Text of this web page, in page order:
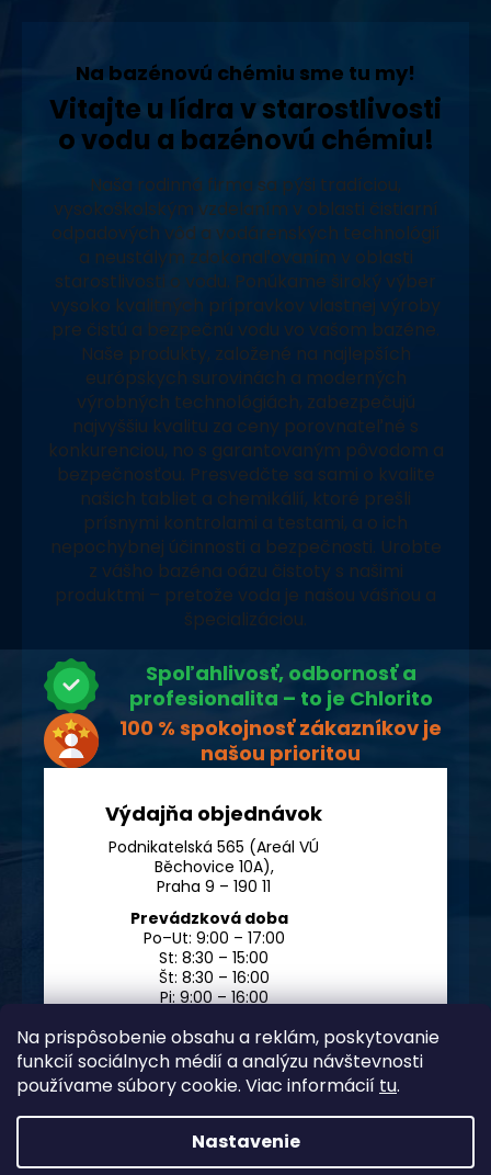
Na prispôsobenie obsahu a reklám, poskytovanie
funkcií sociálnych médií a analýzu návštevnosti
používame súbory cookie. Viac informácií tu.
Nastavenie
Na bazénovú chémiu sme tu my!
Vitajte u lídra v starostlivosti
o vodu a bazénovú chémiu!
Naša rodinná firma sa pýši tradíciou,
vysokoškolským vzdelaním v oblasti čistiarní
odpadových vôd a vodárenských technológií
a neustálym zdokonaľovaním v oblasti
starostlivosti o vodu. Ponúkame široký výber
vysoko kvalitných prípravkov vlastnej výroby
pre čistú a bezpečnú vodu vo vašom bazéne.
Naše produkty, založené na najlepších
európskych surovinách a moderných
výrobných technológiách, zabezpečujú
najvyššiu kvalitu za ceny porovnateľné s
konkurenciou, no s garantovaným pôvodom a
bezpečnosťou. Presvedčte sa sami o kvalite
našich tabliet a chemikálií, ktoré prešli
prísnymi kontrolami a testami, a o ich
nepochybnej účinnosti a bezpečnosti. Urobte
z vášho bazéna oázu čistoty s našimi
produktmi – pretože voda je našou vášňou a
špecializáciou.
Spoľahlivosť, odbornosť a
profesionalita – to je Chlorito
100 % spokojnosť zákazníkov je
našou prioritou
Výdajňa objednávok
Podnikatelská 565 (Areál VÚ
Běchovice 10A),
Praha 9 – 190 11
Prevádzková doba
Po–Ut: 9:00 – 17:00
St: 8:30 – 15:00
Št: 8:30 – 16:00
Pi: 9:00 – 16:00